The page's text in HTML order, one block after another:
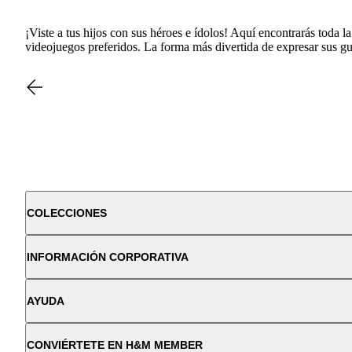
¡Viste a tus hijos con sus héroes e ídolos! Aquí encontrarás toda
videojuegos preferidos. La forma más divertida de expresar sus
COLECCIONES
INFORMACIÓN CORPORATIVA
AYUDA
CONVIÉRTETE EN H&M MEMBER